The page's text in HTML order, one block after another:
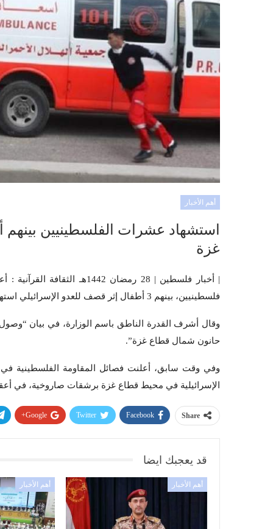
أهم الأخبار
استشهاد عشرات الفلسطينيين
غزة
فلسطينيين، بينهم 3 أطفال إثر قصف للعدو الإسرائيلي استهدف بيت حانون شمال قطاع غزة.
حانون شمال قطاع غزة”.
وفي وقت سابق، أعلنت فصائل المقاومة الفلسطينية
الإسرائيلية في محيط قطاع غزة برشقات صاروخية، في
Share
Facebook
Twitter
Google+
قد يعجبك ايضا
أهم الأخبار أهم الأخبار